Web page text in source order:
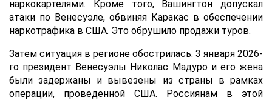
наркокартелями. Кроме того, Вашингтон допускал
атаки по Венесуэле, обвиняя Каракас в обеспечении
наркотрафика в США. Это обрушило продажи туров.
Затем ситуация в регионе обострилась: 3 января 2026-
го президент Венесуэлы Николас Мадуро и его жена
были задержаны и вывезены из страны в рамках
операции, проведенной США. Россиянам в этой